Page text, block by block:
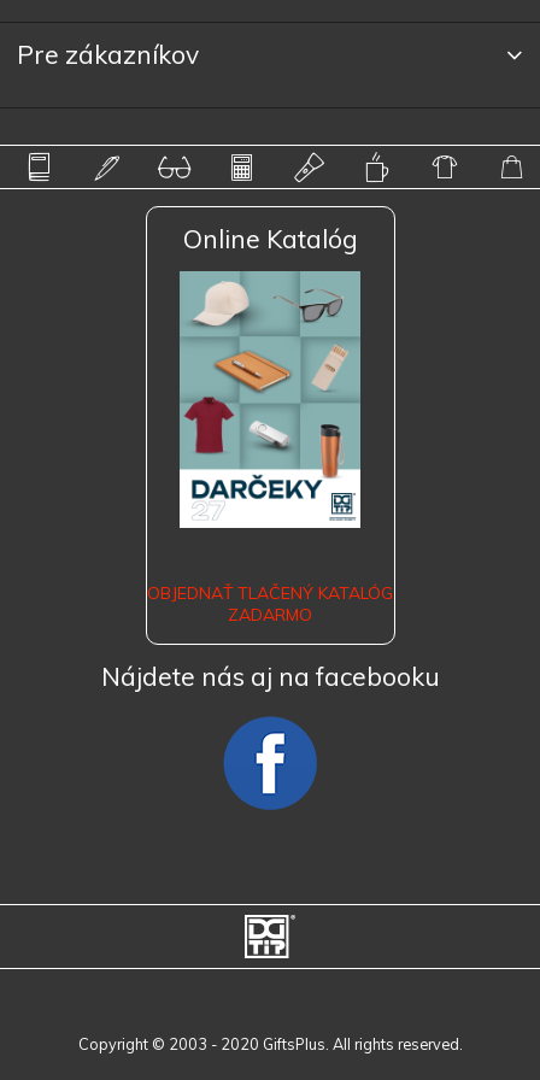
Pre zákazníkov
Online Katalóg
OBJEDNAŤ TLAČENÝ KATALÓG
ZADARMO
Nájdete nás aj na facebooku
Copyright © 2003 - 2020 GiftsPlus. All rights reserved.